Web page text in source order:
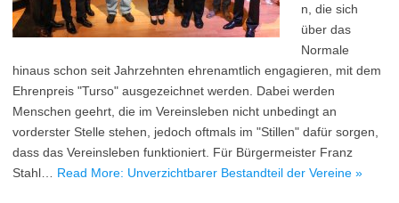
n, die sich
über das
Normale
hinaus schon seit Jahrzehnten ehrenamtlich engagieren, mit dem
Ehrenpreis "Turso" ausgezeichnet werden. Dabei werden
Menschen geehrt, die im Vereinsleben nicht unbedingt an
vorderster Stelle stehen, jedoch oftmals im "Stillen" dafür sorgen,
dass das Vereinsleben funktioniert. Für Bürgermeister Franz
Stahl… Read More: Unverzichtbarer Bestandteil der Vereine »